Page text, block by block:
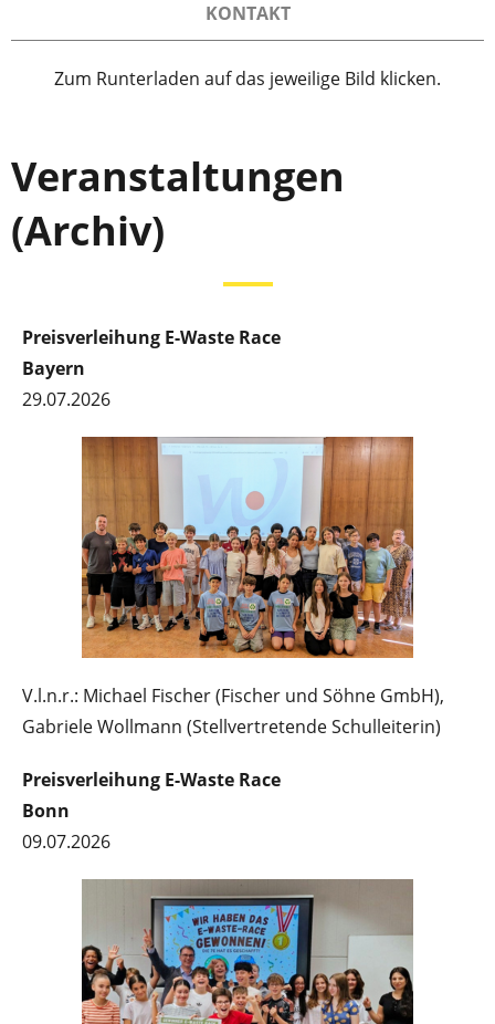
KONTAKT
Zum Runterladen auf das jeweilige Bild klicken.
Veranstaltungen
(Archiv)
Preisverleihung E-Waste Race
Bayern
29.07.2026
V.l.n.r.: Michael Fischer (Fischer und Söhne GmbH),
Gabriele Wollmann (Stellvertretende Schulleiterin)
Preisverleihung E-Waste Race
Bonn
09.07.2026